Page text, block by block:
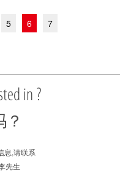
5 6
7
in ?
息,请联系
先生